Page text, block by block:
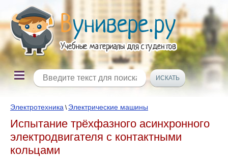
Электротехника \ Электрические машины
Испытание трёхфазного асинхронного
электродвигателя с контактными
кольцами